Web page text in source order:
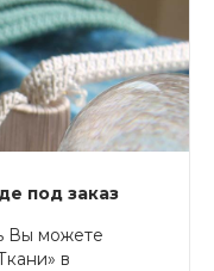
под заказ
Вы можете
в